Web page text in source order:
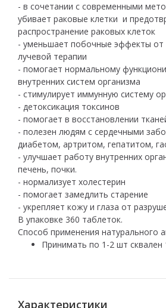
- в сочетании с современными
убивает раковые клетки и
распространение раковых клеток
- уменьшает побочные эффекты от
лучевой терапии
- помогает нормальному
внутренних систем организма
- стимулирует иммунную систему
- детоксикация токсинов
- помогает в восстановлении
- полезен людям с сердечными
диабетом, артритом, гепатитом,
- улучшает работу внутренних
печень, почки.
- нормализует холестерин
- помогает замедлить старение
- укрепляет кожу и глаза от
В упаковке 360 таблеток.
Способ применения натурального
Принимать по 1-2 шт сквален
Характеристики